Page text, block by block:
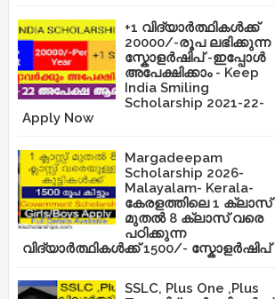
+1 വിദ്യാർത്ഥികൾക്ക്
20000/-രൂപ ലഭിക്കുന്ന
സ്കോളർഷിപ് -ഇപ്പോൾ
അപേക്ഷിക്കാം - Keep
India Smiling
Scholarship 2021-22-
Apply Now
Margadeepam
Scholarship 2026-
Malayalam- Kerala-
കേരളത്തിലെ 1 ക്ലാസ്
മുതൽ 8 ക്ലാസ് വരെ
പഠിക്കുന്ന
വിദ്യാർത്ഥികൾക്ക് 1500/- സ്കോളർഷിപ്
SSLC, Plus One ,Plus